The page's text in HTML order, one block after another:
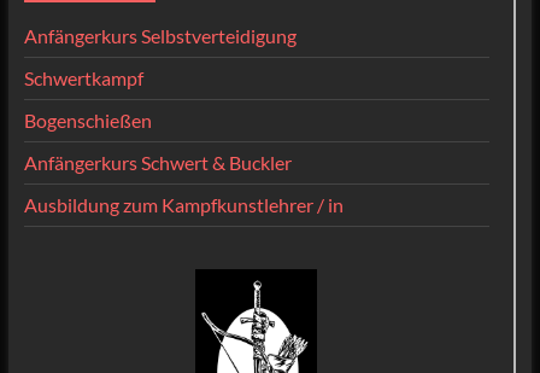
Anfängerkurs Selbstverteidigung
Schwertkampf
Bogenschießen
Anfängerkurs Schwert & Buckler
Ausbildung zum Kampfkunstlehrer / in